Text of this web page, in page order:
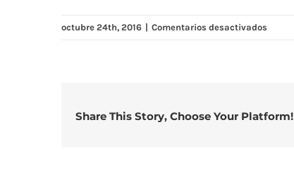
octubre 24th, 2016 | Comentarios desactivados
Share This Story, Choose Your Platform!